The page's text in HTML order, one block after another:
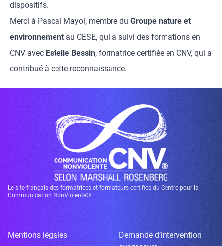
dispositifs.
Merci à Pascal Mayol, membre du Groupe nature et
environnement au CESE, qui a suivi des formations en
CNV avec Estelle Bessin, formatrice certifiée en CNV, qui a
contribué à cette reconnaissance.
Le site français des formatrices et formateurs certifiés du Centre pour la
Communication NonViolente®
Mentions légales
Demande d’intervention